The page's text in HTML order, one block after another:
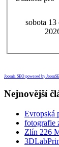
sobota 13
Joomla SEO powered by
Nejnovější
Evropská
fotografie
Zlín 226